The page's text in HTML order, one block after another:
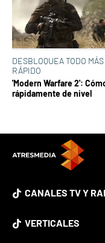
DESBLOQUEA TODO MÁS
RÁPIDO
'Modern Warfare 2':
rápidamente de nivel
CANALES TV Y
VERTICALES